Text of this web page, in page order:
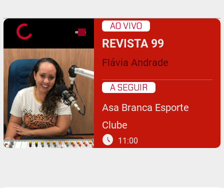
AO VIVO
REVISTA 99
Flávia Andrade
A SEGUIR
Asa Branca Esporte
Clube
schedule 11:00